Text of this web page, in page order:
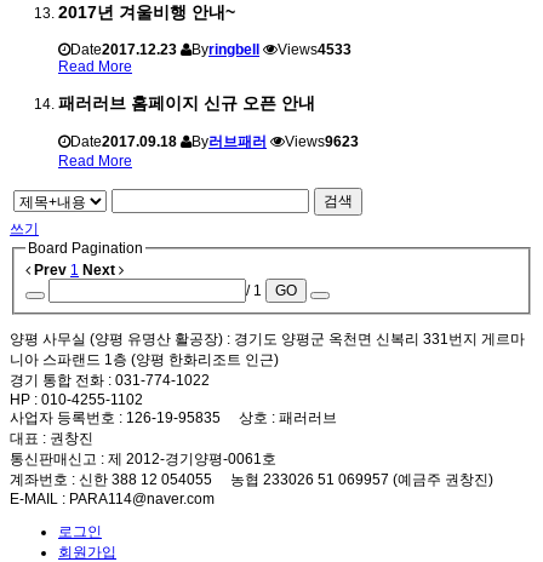
2017년 겨울비행 안내~
Date2017.12.23 Byringbell Views4533
Read More
패러러브 홈페이지 신규 오픈 안내
Date2017.09.18 By러브패러 Views9623
Read More
검색
쓰기
Board Pagination
Prev 1 Next
/ 1
GO
양평 사무실 (양평 유명산 활공장) : 경기도 양평군 옥천면 신복리 331번지 게르마
니아 스파랜드 1층 (양평 한화리조트 인근)
경기 통합 전화 : 031-774-1022
HP : 010-4255-1102
사업자 등록번호 : 126-19-95835 상호 : 패러러브
대표 : 권창진
통신판매신고 : 제 2012-경기양평-0061호
계좌번호 : 신한 388 12 054055 농협 233026 51 069957 (예금주 권창진)
E-MAIL : PARA114@naver.com
로그인
회원가입